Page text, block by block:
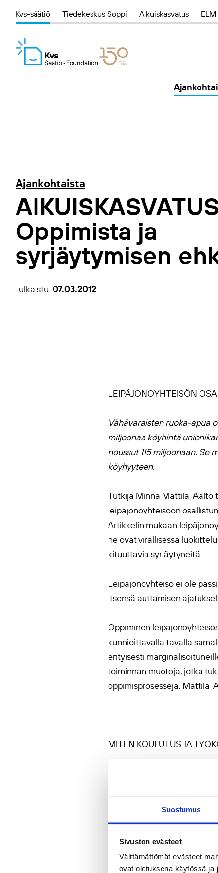
Suostumus
Sivuston evästeet
Välttämättömät evästeet
ovat oletuksena käytössä ja
Kvs-säätiö Tiedekeskus Soppi Aikuiskasvatus
Ajankohtaista
Oppimista ja
syrjäytymisen
Julkaistu: 07.03.2012
LEIPÄJONOYHTEISÖN
Vähävaraisten ruoka-apua
miljoonaa köyhintä
noussut 115 miljoonaan. Se
köyhyyteen.
Tutkija Minna Mattila-Aalto
leipäjonoyhteisöön
Artikkelin mukaan
he ovat virallisessa
kituuttavia syrjäytyneitä.
Leipäjonoyhteisö ei ole
itsensä auttamisen
Oppiminen
kunnioittavalla tavalla
erityisesti
toiminnan muotoja, jotka
oppimisprosesseja. Mattila-
MITEN KOULUTUS JA
Työuran aikana hankittu
mutta koulutusasteen
Keskusliitossa.